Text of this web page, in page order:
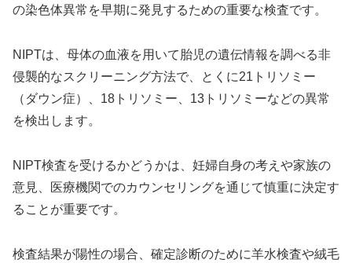
の染色体異常を早期に発見するための重要な検査です。
NIPTは、母体の血液を用いて胎児の遺伝情報を調べる非
侵襲的なスクリーニング方法で、とくに21トリソミー
（ダウン症）、18トリソミー、13トリソミーなどの異常
を検出します。
NIPT検査を受けるかどうかは、妊婦自身の考えや家族の
意見、医療機関でのカウンセリングを通じて慎重に決定す
ることが重要です。
検査結果が陽性の場合、確定診断のために羊水検査や絨毛